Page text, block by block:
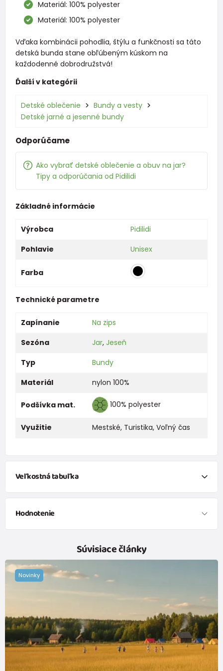
Materiál: 100% polyester
Materiál: 100% polyester
Vďaka kombinácii pohodlia, štýlu a funkčnosti sa táto
detská bunda stane obľúbeným kúskom na
každodenné dobrodružstvá!
Ďalší v kategórii
Detské oblečenie
Bundy a vesty
Detské jarné a jesenné bundy
Odporúčame
Ako vybrať detské oblečenie a obuv na jar?
Tipy a odporúčania od Pidilidi
Základné informácie
Výrobca
Pidilidi
Pohlavie
Unisex
Farba
Technické parametre
Zapínanie
Na zips
Sezóna
Jar, Jeseň
Typ
Bundy
Materiál
nylon 100%
Podšívka mat. 100% polyester
Využitie Mestské, Turistika, Voľný čas
Veľkostná tabuľka
1-2 mesiace
62
68 4-6 mesiace
69 - 74
80 9-12 mesiace 75 - 80
86 12-18 mesiace 81 - 86
18-24 mesiace 87 - 92
Hodnotenie
Marie
Doporučuje produkt
- objednala som pre vnuka, on aj jeho maminka sú
spokojní
Súvisiace články
Novinky